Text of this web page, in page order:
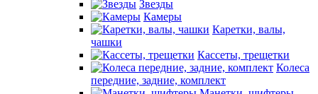
Звезды
Камеры
Каретки, валы,
чашки
Кассеты, трещетки
Колеса
передние, задние, комплект